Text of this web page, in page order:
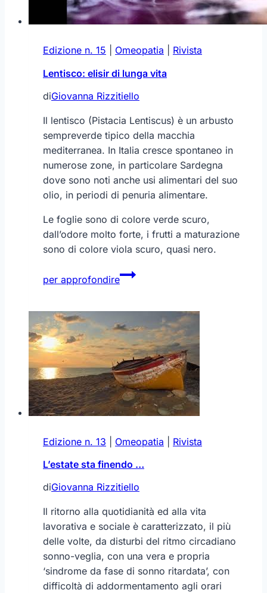
Edizione n. 15 Omeopatia
Rivista
Lentisco: elisir di lunga vita
diGiovanna Rizzitiello
Il lentisco (Pistacia Lentiscus) è un arbusto
sempreverde tipico della macchia
mediterranea. In Italia cresce spontaneo in
numerose zone, in particolare Sardegna
dove sono noti anche usi alimentari del suo
olio, in periodi di penuria alimentare.
Le foglie sono di colore verde scuro,
dall’odore molto forte, i frutti a maturazione
sono di colore viola scuro, quasi nero.
per approfondire
Lentisco:
elisir
vita
Edizione n. 13 Omeopatia
Rivista
L’estate sta finendo …
diGiovanna Rizzitiello
Il ritorno alla quotidianità ed alla vita
lavorativa e sociale è caratterizzato, il più
delle volte, da disturbi del ritmo circadiano
sonno-veglia, con una vera e propria
‘sindrome da fase di sonno ritardata’, con
difficoltà di addormentamento agli orari